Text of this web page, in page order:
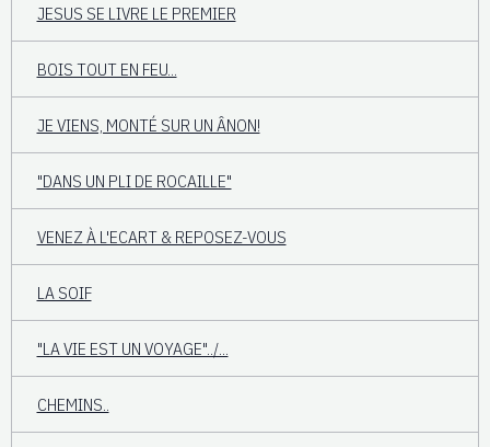
JESUS SE LIVRE LE PREMIER
BOIS TOUT EN FEU...
JE VIENS, MONTÉ SUR UN ÂNON!
"DANS UN PLI DE ROCAILLE"
VENEZ À L'ECART & REPOSEZ-VOUS
LA SOIF
"LA VIE EST UN VOYAGE"../...
CHEMINS..